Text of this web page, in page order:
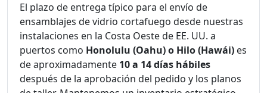
El plazo de entrega típico para el envío de
ensamblajes de vidrio cortafuego desde nuestras
instalaciones en la Costa Oeste de EE. UU. a
puertos como Honolulu (Oahu) o Hilo (Hawái) es
de aproximadamente 10 a 14 días hábiles
después de la aprobación del pedido y los planos